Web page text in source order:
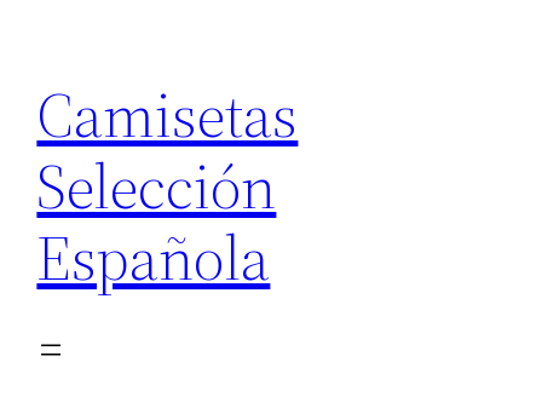
contenido
Camisetas
Selección
Española